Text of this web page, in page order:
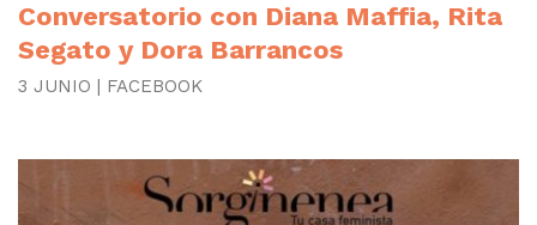
Conversatorio con Diana Maffia, Rita
Segato y Dora Barrancos
3 JUNIO | FACEBOOK